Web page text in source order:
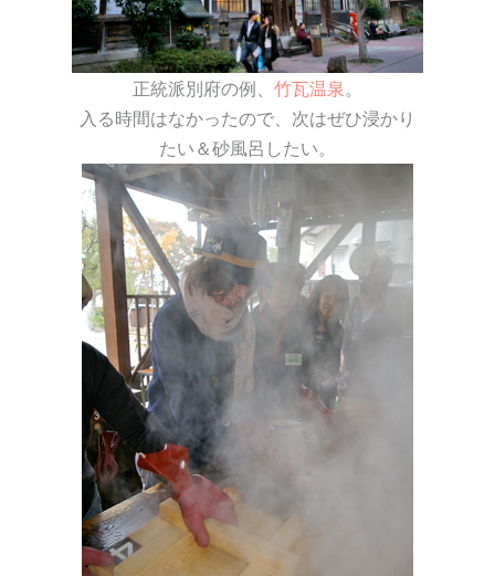
正統派別府の例、 竹瓦温泉 。
入る時間はなかったので、次はぜひ浸かり
たい＆砂風呂したい。